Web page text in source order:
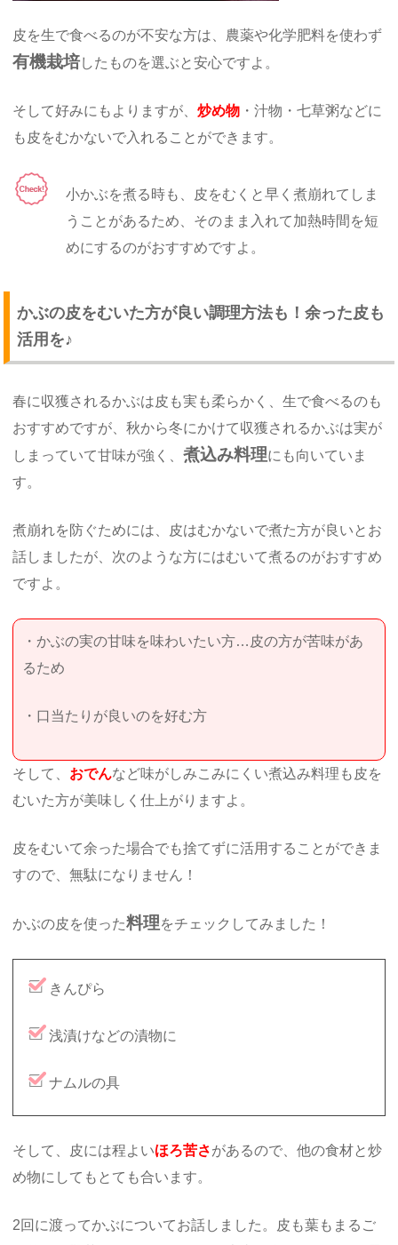
皮を生で食べるのが不安な方は、農薬や化学肥料を使わず
有機栽培したものを選ぶと安心ですよ。
そして好みにもよりますが、炒め物 ・汁物・七草粥などに
も皮をむかないで入れることができます。
小かぶを煮る時も、皮をむくと早く煮崩れてしま
うことがあるため、そのまま入れて加熱時間を短
めにするのがおすすめですよ。
かぶの皮をむいた方が良い調理方法も！余った皮も
活用を♪
春に収獲されるかぶは皮も実も柔らかく、生で食べるのも
おすすめですが、秋から冬にかけて収獲されるかぶは実が
しまっていて甘味が強く、煮込み料理にも向いていま
す。
煮崩れを防ぐためには、皮はむかないで煮た方が良いとお
話しましたが、次のような方にはむいて煮るのがおすすめ
ですよ。
・かぶの実の甘味を味わいたい方…皮の方が苦味があ
るため
・口当たりが良いのを好む方
そして、 おでんなど味がしみこみにくい煮込み料理も皮を
むいた方が美味しく仕上がりますよ。
皮をむいて余った場合でも捨てずに活用することができま
すので、無駄になりません！
かぶの皮を使った料理をチェックしてみました！
きんぴら
浅漬けなどの漬物に
ナムルの具
そして、皮には程よいほろ苦さがあるので、他の食材と炒
め物にしてもとても合います。
2回に渡ってかぶについてお話しました。皮も葉もまるご